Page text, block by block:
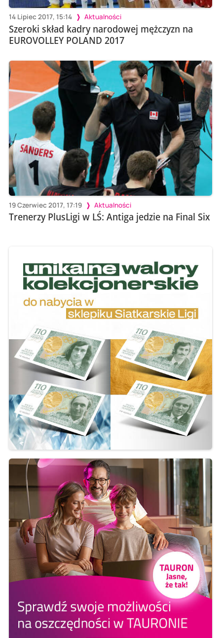
14 Lipiec 2017, 15:14 Aktualności
Szeroki skład kadry narodowej mężczyzn na
EUROVOLLEY POLAND 2017
19 Czerwiec 2017, 17:19 Aktualności
Trenerzy PlusLigi w LŚ: Antiga jedzie na Final Six